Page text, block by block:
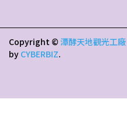
Copyright © 潭酵天地觀光工廠
by CYBERBIZ.